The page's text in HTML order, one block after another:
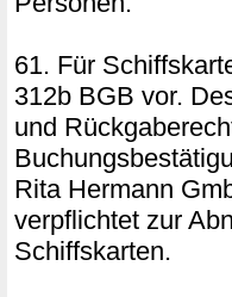
61. Für
312b BGB vor.
und
Rita Hermann
verpflichtet zur
Schiffskarten.